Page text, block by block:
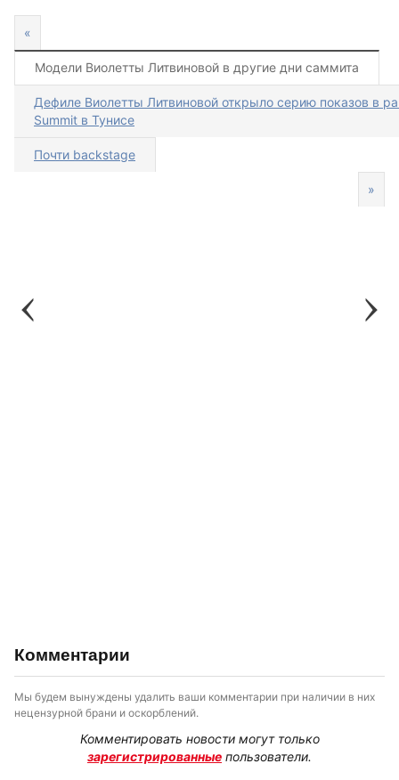
«
Модели Виолетты Литвиновой в другие дни саммита
Дефиле Виолетты Литвиновой открыло серию показов в
Summit в Тунисе
Почти backstage
»
Комментарии
Мы будем вынуждены удалить ваши комментарии при наличии в них
нецензурной брани и оскорблений.
Комментировать новости могут только
зарегистрированные пользователи.